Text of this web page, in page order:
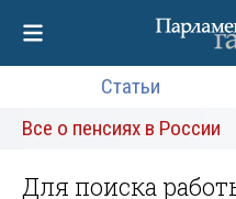
Статьи
Все о пенсиях в России
Для поиска